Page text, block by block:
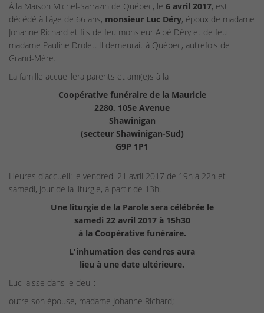
À la Maison Michel-Sarrazin de Québec, le 6 avril 2017, est
décédé à l'âge de 66 ans, monsieur Luc Déry, époux de madame
Johanne Richard et fils de feu monsieur Albé Déry et de feu
madame Pauline Drolet. Il demeurait à Québec, autrefois de
Grand-Mère.
La famille accueillera parents et ami(e)s à la
Coopérative funéraire de la Mauricie
2280, 105e Avenue
Shawinigan
(secteur Shawinigan-Sud)
G9P 1P1
Heures d'accueil: le vendredi 21 avril 2017 de 19h à 22h et
samedi, jour de la liturgie, à partir de 13h.
Une liturgie de la Parole sera célébrée le
samedi 22 avril 2017 à 15h30
à la Coopérative funéraire.
L'inhumation des cendres aura
lieu à une date ultérieure.
Luc laisse dans le deuil:
outre son épouse, madame Johanne Richard;